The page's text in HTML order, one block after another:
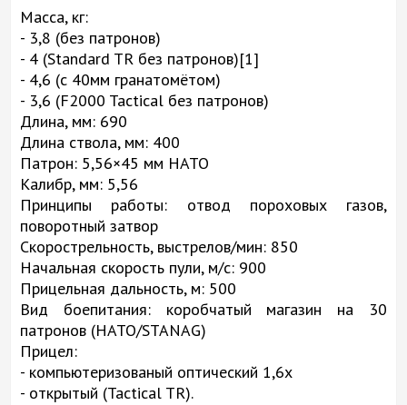
Масса, кг:
- 3,8 (без патронов)
- 4 (Standard TR без патронов)[1]
- 4,6 (с 40мм гранатомётом)
- 3,6 (F2000 Tactical без патронов)
Длина, мм: 690
Длина ствола, мм: 400
Патрон: 5,56×45 мм НАТО
Калибр, мм: 5,56
Принципы работы: отвод пороховых газов,
поворотный затвор
Скорострельность, выстрелов/мин: 850
Начальная скорость пули, м/с: 900
Прицельная дальность, м: 500
Вид боепитания: коробчатый магазин на 30
патронов (НАТО/STANAG)
Прицел:
- компьютеризованый оптический 1,6x
- открытый (Tactical TR).